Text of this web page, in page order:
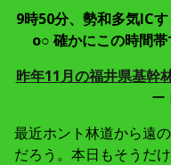
9時50分、勢和多気IC
o○ 確かにこの時間帯
昨年11月の福井県基幹
ー
最近ホント林道から遠
だろう。本日もそうだ